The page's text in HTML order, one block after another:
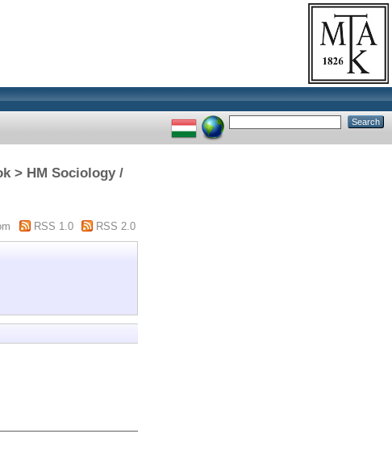
> HM Sociology /
RSS 1.0 RSS 2.0